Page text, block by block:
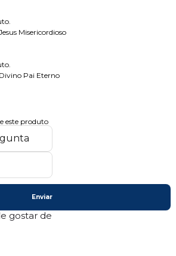
Misericordioso
Pai Eterno
este produto
Enviar
gostar de